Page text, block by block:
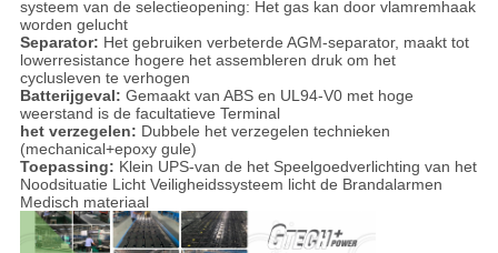
systeem van de selectieopening: Het gas kan door vlamremhaak
worden gelucht
Separator: Het gebruiken verbeterde AGM-separator, maakt tot
lowerresistance hogere het assembleren druk om het
cyclusleven te verhogen
Batterijgeval: Gemaakt van ABS en UL94-V0 met hoge
weerstand is de facultatieve Terminal
het verzegelen: Dubbele het verzegelen technieken
(mechanical+epoxy gule)
Toepassing: Klein UPS-van de het Speelgoedverlichting van het
Noodsituatie Licht Veiligheidssysteem licht de Brandalarmen
Medisch materiaal